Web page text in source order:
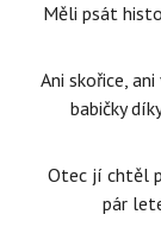
Měli psát
Ani skořice,
babičky
Otec jí chtěl
pár